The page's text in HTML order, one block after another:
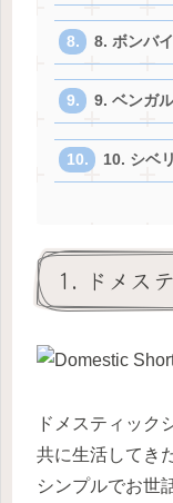
8. ボンバ
9. ベンガ
10. シベ
1. ドメス
ドメスティック
共に生活してき
シンプルでお世